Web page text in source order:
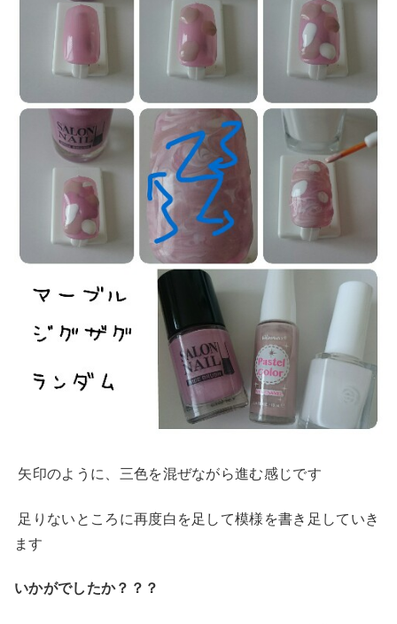
矢印のように、三色を混ぜながら進む感じです
足りないところに再度白を足して模様を書き足していき
ます
いかがでしたか？？？